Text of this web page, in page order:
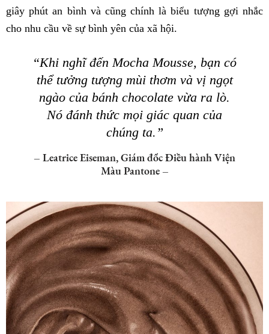
giây phút an bình và cũng chính là biểu tượng gợi nhắc
cho nhu cầu về sự bình yên của xã hội.
“Khi nghĩ đến Mocha Mousse, bạn có
thể tưởng tượng mùi thơm và vị ngọt
ngào của bánh chocolate vừa ra lò.
Nó đánh thức mọi giác quan của
chúng ta.”
– Leatrice Eiseman, Giám đốc Điều hành Viện
Màu Pantone –